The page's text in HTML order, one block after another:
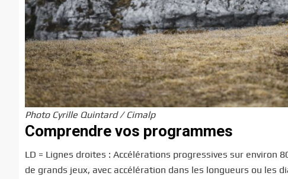
Photo Cyrille Quintard / Cimalp
Comprendre vos programmes
LD = Lignes droites : Accélérations progressives sur
de grands jeux, avec accélération dans les longueurs ou les